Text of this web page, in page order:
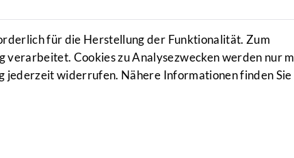
für die Herstellung der Funktionalität. Zum
verarbeitet. Cookies zu Analysezwecken werden nur
jederzeit widerrufen. Nähere Informationen finden Sie